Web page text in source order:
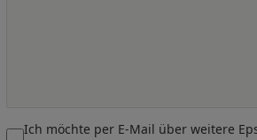
Ich möchte per E-Mail über weitere